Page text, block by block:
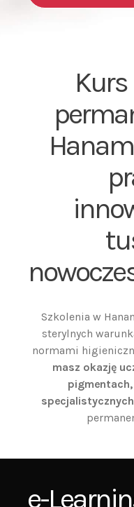
Szkolenia w
normami
masz okazję
e-